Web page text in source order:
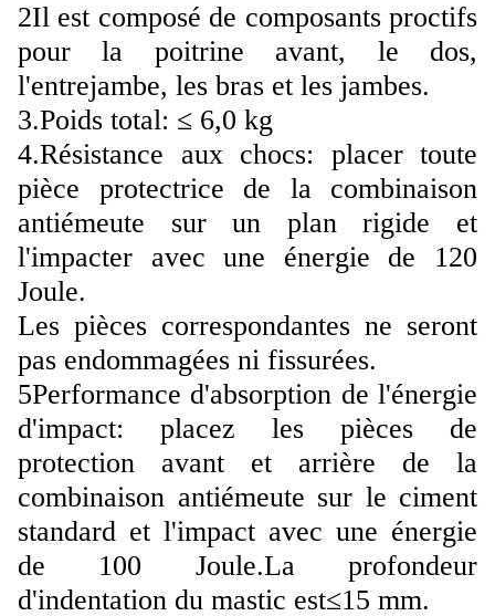
2Il est composé de composants proctifs
pour la poitrine avant, le dos,
l'entrejambe, les bras et les jambes.
3.Poids total: ≤ 6,0 kg
4.Résistance aux chocs: placer toute
pièce protectrice de la combinaison
antiémeute sur un plan rigide et
l'impacter avec une énergie de 120
Joule.
Les pièces correspondantes ne seront
pas endommagées ni fissurées.
5Performance d'absorption de l'énergie
d'impact: placez les pièces de
protection avant et arrière de la
combinaison antiémeute sur le ciment
standard et l'impact avec une énergie
de 100 Joule.La profondeur
d'indentation du mastic est≤15 mm.